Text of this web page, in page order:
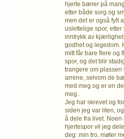
hjerte bærer på
etter både sorg og
men det er også fylt
uslettelige spor, etter
inntrykk av
godhet og legedom.
mitt får bare flere og
spor, og det blir
trangere om plassen
arrene, selvom de
med meg og er en
meg..
Jeg har skrevet og
siden jeg var liten,
å dele fra livet. Noen
hjertespor vil jeg
deg: min tro, møter